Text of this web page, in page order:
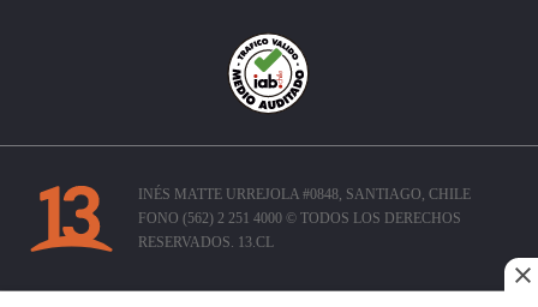
INÉS MATTE URREJOLA #0848, SANTIAGO, CHILE
FONO (562) 2 251 4000 © TODOS LOS DERECHOS
RESERVADOS. 13.CL